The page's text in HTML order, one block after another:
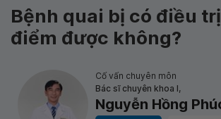
Bệnh quai bị có điều
điểm được không?
Cố vấn chuyên môn
Bác sĩ chuyên khoa I,
Nguyễn Hồng